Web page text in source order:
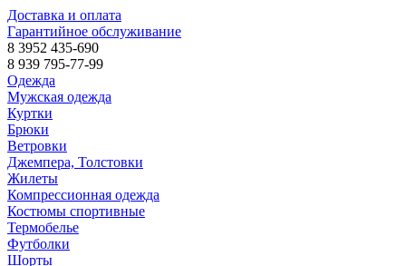
Доставка и оплата
Гарантийное обслуживание
8 3952 435-690
8 939 795-77-99
Одежда
Мужская одежда
Куртки
Брюки
Ветровки
Джемпера, Толстовки
Жилеты
Компрессионная одежда
Костюмы спортивные
Термобелье
Футболки
Шорты